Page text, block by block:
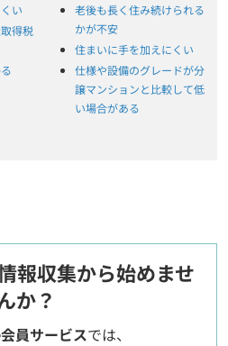
い
得税
老後も長く住み続けられる
かが不安
住まいに手を加えにくい
仕様や設備のグレードが分
譲マンションと比較して低
い場合がある
報収集から始めませ
か？
員サービスでは、